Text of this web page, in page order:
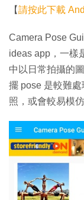
【請按此下載
Camera Pose
ideas app，一樣
中以日常拍攝的
擺 pose 是較難
照，或會較易模仿